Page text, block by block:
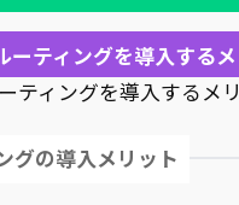
ーティングを導入する
ティングを導入するメ
グの導入メリット